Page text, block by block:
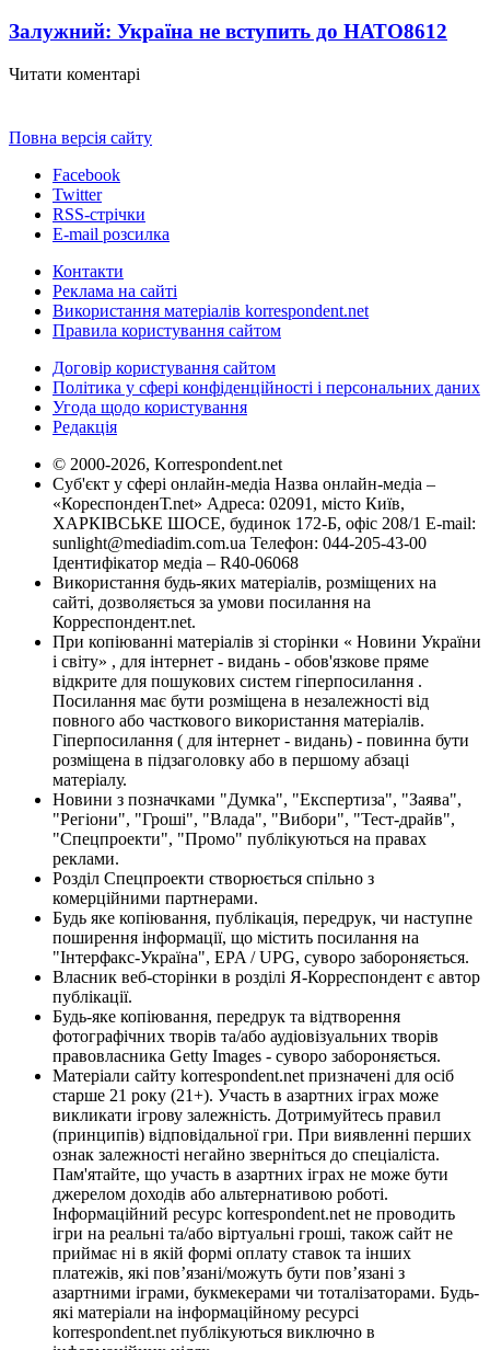
Залужний: Україна не вступить до НАТО8612
Читати коментарі
Повна версія сайту
Facebook
Twitter
RSS-стрічки
E-mail розсилка
Контакти
Реклама на сайті
Використання матеріалів korrespondent.net
Правила користування сайтом
Договір користування сайтом
Політика у сфері конфіденційності і персональних даних
Угода щодо користування
Редакція
© 2000-2026, Korrespondent.net
Суб'єкт у сфері онлайн-медіа Назва онлайн-медіа –
«КореспонденТ.net» Адреса: 02091, місто Київ,
ХАРКІВСЬКЕ ШОСЕ, будинок 172-Б, офіс 208/1 E-mail:
sunlight@mediadim.com.ua Телефон: 044-205-43-00
Ідентифікатор медіа – R40-06068
Використання будь-яких матеріалів, розміщених на
сайті, дозволяється за умови посилання на
Корреспондент.net.
При копіюванні матеріалів зі сторінки « Новини України
і світу» , для інтернет - видань - обов'язкове пряме
відкрите для пошукових систем гіперпосилання .
Посилання має бути розміщена в незалежності від
повного або часткового використання матеріалів.
Гіперпосилання ( для інтернет - видань) - повинна бути
розміщена в підзаголовку або в першому абзаці
матеріалу.
Новини з позначками "Думка", "Експертиза", "Заява",
"Регіони", "Гроші", "Влада", "Вибори", "Тест-драйв",
"Спецпроекти", "Промо" публікуються на правах
реклами.
Розділ Спецпроекти створюється спільно з
комерційними партнерами.
Будь яке копіювання, публікація, передрук, чи наступне
поширення інформації, що містить посилання на
"Інтерфакс-Україна", EPA / UPG, суворо забороняється.
Власник веб-сторінки в розділі Я-Корреспондент є автор
публікації.
Будь-яке копіювання, передрук та відтворення
фотографічних творів та/або аудіовізуальних творів
правовласника Getty Images - суворо забороняється.
Матеріали сайту korrespondent.net призначені для осіб
старше 21 року (21+). Участь в азартних іграх може
викликати ігрову залежність. Дотримуйтесь правил
(принципів) відповідальної гри. При виявленні перших
ознак залежності негайно зверніться до спеціаліста.
Пам'ятайте, що участь в азартних іграх не може бути
джерелом доходів або альтернативою роботі.
Інформаційний ресурс korrespondent.net не проводить
ігри на реальні та/або віртуальні гроші, також сайт не
приймає ні в якій формі оплату ставок та інших
платежів, які пов’язані/можуть бути пов’язані з
азартними іграми, букмекерами чи тоталізаторами. Будь-
які матеріали на інформаційному ресурсі
korrespondent.net публікуються виключно в